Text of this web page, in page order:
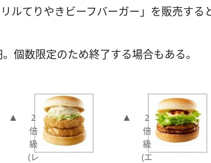
ルてりやきビーフバーガー」を販売する
個数限定のため終了する場合もある。
2
倍
級
(レ
2
倍
級
(エ